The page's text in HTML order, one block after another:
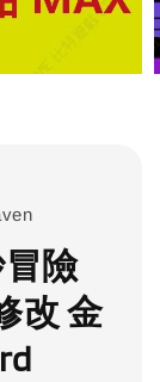
冒險
改 金